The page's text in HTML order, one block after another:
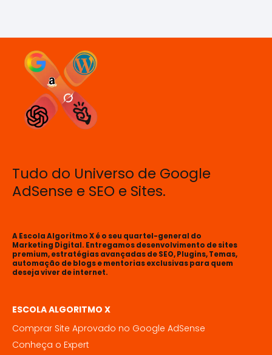
Tudo do Universo de Google
AdSense e SEO e Sites.
A Escola Algoritmo X é o seu quartel-general do
Marketing Digital. Entregamos desenvolvimento de sites
premium, estratégias avançadas de SEO, Plugins, Temas,
automação de blogs e mentorias exclusivas para quem
deseja viver de internet.
ESCOLA ALGORITMO X
Comprar Site Aprovado no Google AdSense
Conheça o Expert